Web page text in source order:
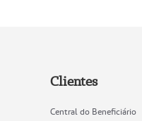
Clientes
Central do Beneficiário